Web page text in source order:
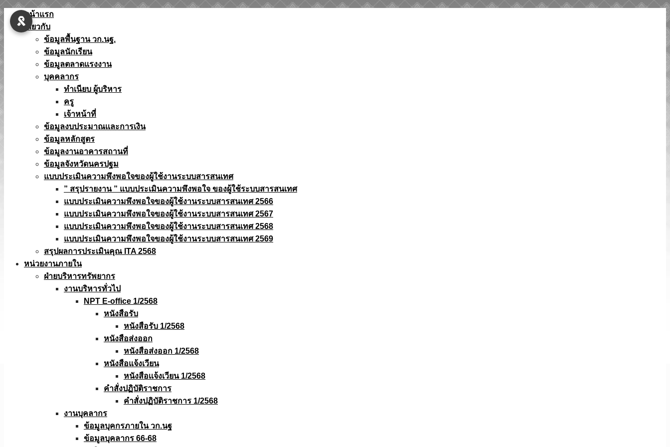
Skip
หน้าแรก
เกี่ยวกับ
ข้อมูลพื้นฐาน วก.นฐ.
ข้อมูลนักเรียน
ข้อมูลตลาดแรงงาน
บุคคลากร
ทำเนียบ ผู้บริหาร
ครู
เจ้าหน้าที่
ข้อมูลงบประมาณเเละการเงิน
ข้อมูลหลักสูตร
ข้อมูลงานอาคารสถานที่
ข้อมูลจังหวัดนครปฐม
แบบประเมินความพึงพอใจของผู้ใช้งานระบบสารสนเทศ
” สรุปรายงาน ” แบบประเมินความพึงพอใจ ของผู้ใช้ระบบสารสนเทศ
แบบประเมินความพึงพอใจของผู้ใช้งานระบบสารสนเทศ 2566
แบบประเมินความพึงพอใจของผู้ใช้งานระบบสารสนเทศ 2567
แบบประเมินความพึงพอใจของผู้ใช้งานระบบสารสนเทศ 2568
แบบประเมินความพึงพอใจของผู้ใช้งานระบบสารสนเทศ 2569
สรุปผลการประเมินคุณ ITA 2568
หน่วยงานภายใน
ฝ่ายบริหารทรัพยากร
งานบริหารทั่วไป
NPT E-office 1/2568
หนังสือรับ
หนังสือรับ 1/2568
หนังสือส่งออก
หนังสือส่งออก 1/2568
หนังสือแจ้งเวียน
หนังสือเเจ้งเวียน 1/2568
คำสั่งปฏิบัติราชการ
คำสั่งปฏิบัติราชการ 1/2568
งานบุคลากร
ข้อมูลบุคกรภายใน วก.นฐ
ข้อมูลบุคลากร 66-68